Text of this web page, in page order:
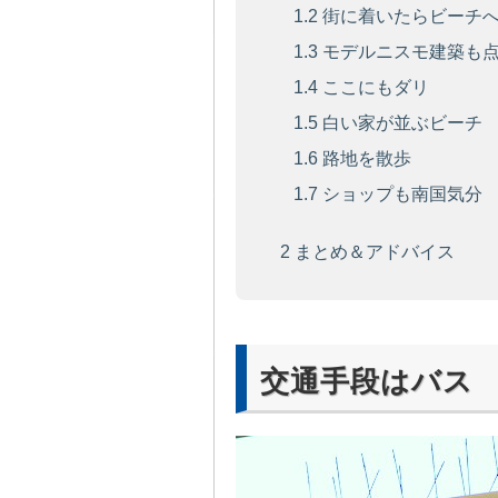
1.2 街に着いたらビーチ
1.3 モデルニスモ建築も
1.4 ここにもダリ
1.5 白い家が並ぶビーチ
1.6 路地を散歩
1.7 ショップも南国気分
2 まとめ＆アドバイス
交通手段はバス